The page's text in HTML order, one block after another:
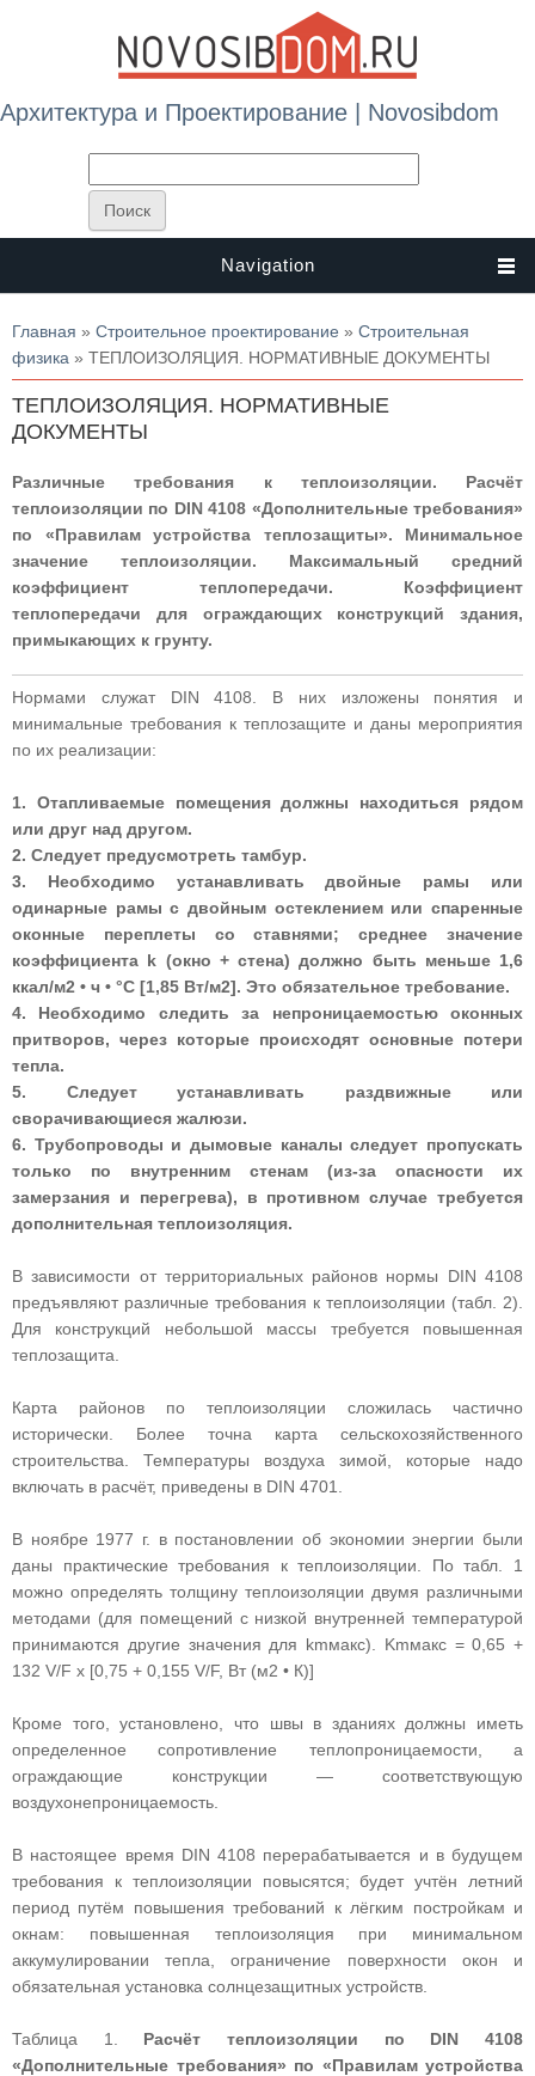
Архитектура и Проектирование | Novosibdom
Navigation
Вы здесь
Главная » Строительное проектирование » Строительная
физика » ТЕПЛОИЗОЛЯЦИЯ. НОРМАТИВНЫЕ ДОКУМЕНТЫ
ТЕПЛОИЗОЛЯЦИЯ. НОРМАТИВНЫЕ
ДОКУМЕНТЫ
Различные требования к теплоизоляции. Расчёт
теплоизоляции по DIN 4108 «Дополнительные требования»
по «Правилам устройства теплозащиты». Минимальное
значение теплоизоляции. Максимальный средний
коэффициент теплопередачи. Коэффициент
теплопередачи для ограждающих конструкций здания,
примыкающих к грунту.
Нормами служат DIN 4108. В них изложены понятия и
минимальные требования к теплозащите и даны мероприятия
по их реализации:
1. Отапливаемые помещения должны находиться рядом
или друг над другом.
2. Следует предусмотреть тамбур.
3. Необходимо устанавливать двойные рамы или
одинарные рамы с двойным остеклением или спаренные
оконные переплеты со ставнями; среднее значение
коэффициента k (окно + стена) должно быть меньше 1,6
ккал/м2 • ч • °С [1,85 Вт/м2]. Это обязательное требование.
4. Необходимо следить за непроницаемостью оконных
притворов, через которые происходят основные потери
тепла.
5. Следует устанавливать раздвижные или
сворачивающиеся жалюзи.
6. Трубопроводы и дымовые каналы следует пропускать
только по внутренним стенам (из-за опасности их
замерзания и перегрева), в противном случае требуется
дополнительная теплоизоляция.
В зависимости от территориальных районов нормы DIN 4108
предъявляют различные требования к теплоизоляции (табл. 2).
Для конструкций небольшой массы требуется повышенная
теплозащита.
Карта районов по теплоизоляции сложилась частично
исторически. Более точна карта сельскохозяйственного
строительства. Температуры воздуха зимой, которые надо
включать в расчёт, приведены в DIN 4701.
В ноябре 1977 г. в постановлении об экономии энергии были
даны практические требования к теплоизоляции. По табл. 1
можно определять толщину теплоизоляции двумя различными
методами (для помещений с низкой внутренней температурой
принимаются другие значения для kmмакс). Kmмакс = 0,65 +
132 V/F x [0,75 + 0,155 V/F, Вт (м2 • К)]
Кроме того, установлено, что швы в зданиях должны иметь
определенное сопротивление теплопроницаемости, а
ограждающие конструкции — соответствующую
воздухонепроницаемость.
В настоящее время DIN 4108 перерабатывается и в будущем
требования к теплоизоляции повысятся; будет учтён летний
период путём повышения требований к лёгким постройкам и
окнам: повышенная теплоизоляция при минимальном
аккумулировании тепла, ограничение поверхности окон и
обязательная установка солнцезащитных устройств.
Таблица 1.
Расчёт теплоизоляции по DIN 4108
«Дополнительные требования» по «Правилам устройства